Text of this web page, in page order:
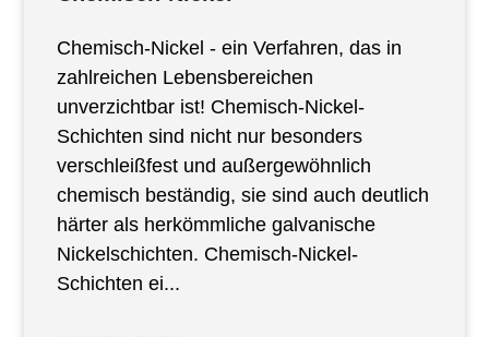
Chemisch-Nickel - ein Verfahren, das in
zahlreichen Lebensbereichen
unverzichtbar ist! Chemisch-Nickel-
Schichten sind nicht nur besonders
verschleißfest und außergewöhnlich
chemisch beständig, sie sind auch deutlich
härter als herkömmliche galvanische
Nickelschichten. Chemisch-Nickel-
Schichten ei...